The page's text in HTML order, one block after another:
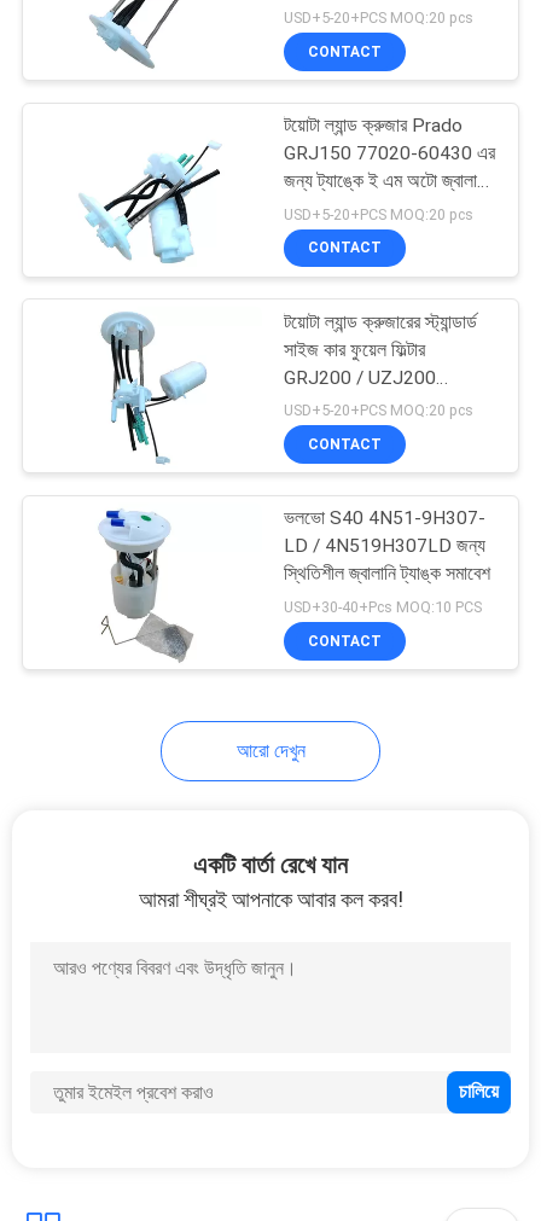
ফিল্টার প্রতিস্থাপন
USD+5-20+PCS MOQ:20 pcs
CONTACT
টয়োটা ল্যান্ড ক্রুজার Prado
GRJ150 77020-60430 এর
জন্য ট্যাঙ্কে ই এম অটো জ্বালানি
ফিল্টার
USD+5-20+PCS MOQ:20 pcs
CONTACT
টয়োটা ল্যান্ড ক্রুজারের স্ট্যান্ডার্ড
সাইজ কার ফুয়েল ফিল্টার
GRJ200 / UZJ200
7702060490 77020-
60490
USD+5-20+PCS MOQ:20 pcs
CONTACT
ভলভো S40 4N51-9H307-
LD / 4N519H307LD জন্য
স্থিতিশীল জ্বালানি ট্যাঙ্ক সমাবেশ
USD+30-40+Pcs MOQ:10 PCS
CONTACT
আরো দেখুন
একটি বার্তা রেখে যান
আমরা শীঘ্রই আপনাকে আবার কল করব!